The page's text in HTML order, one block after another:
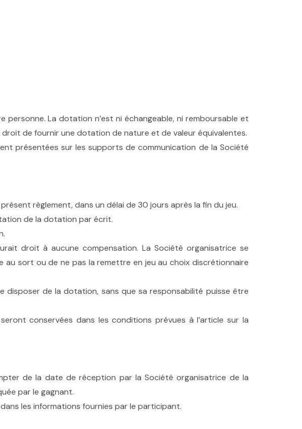
La dotation n’est ni échangeable, ni remboursable et
de fournir une dotation de nature et de valeur équivalentes.
présentées sur les supports de communication de la Société
règlement, dans un délai de 30 jours après la fin du jeu.
de la dotation par écrit.
droit à aucune compensation. La Société organisatrice se
sort ou de ne pas la remettre en jeu au choix discrétionnaire
de la dotation, sans que sa responsabilité puisse être
conservées dans les conditions prévues à l’article sur la
de la date de réception par la Société organisatrice de la
par le gagnant.
les informations fournies par le participant.